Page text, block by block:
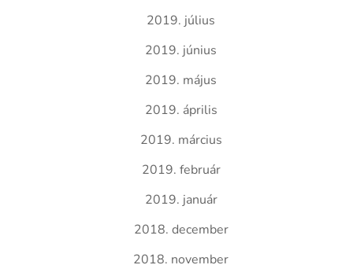
2019. július
2019. június
2019. május
2019. április
2019. március
2019. február
2019. január
2018. december
2018. november